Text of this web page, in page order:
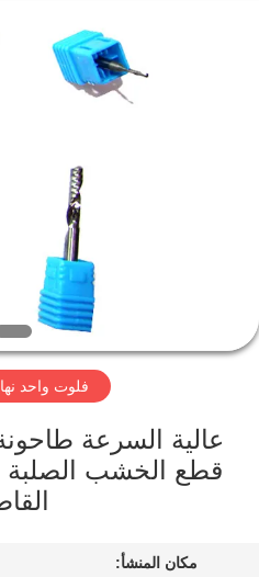
عنا
في
المعمل
مراقبة
فلوت واحد
عالية السرعة
قطع الخشب الصلبة
مكان المنشأ: